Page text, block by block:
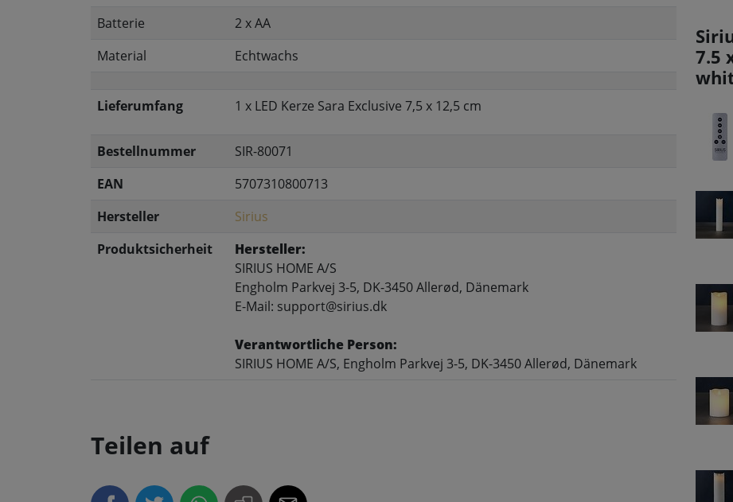
Batterie
2 x AA
Material
Echtwachs
Lieferumfang 1 x LED Kerze Sara Exclusive 7,5 x 12,5 cm
Bestellnummer
SIR-80071
EAN
5707310800713
Hersteller
Sirius
Produktsicherheit
Hersteller:
SIRIUS HOME A/S
Engholm Parkvej 3-5, DK-3450 Allerød, Dänemark
E-Mail: support@sirius.dk
Verantwortliche Person:
SIRIUS HOME A/S, Engholm Parkvej 3-5, DK-3450 Allerød, Dänemark
Teilen auf
7.5